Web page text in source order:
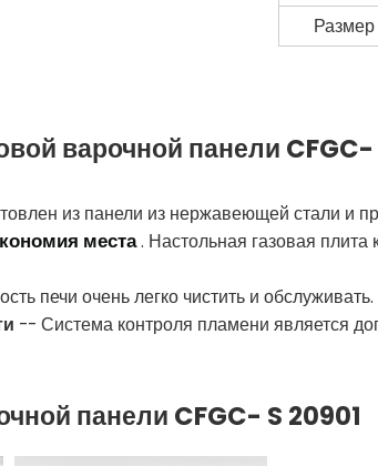
варочной панели CFGC-
из панели из нержавеющей стали и
места. Настольная газовая плита
печи очень легко чистить и обслуживать.
-- Система контроля пламени является
панели CFGC- S 20901